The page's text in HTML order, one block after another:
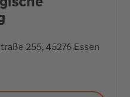
255, 45276 Essen